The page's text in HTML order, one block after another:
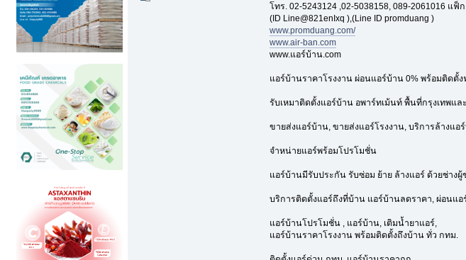
โทร. 02-5243124 ,02-5038158, 089-2061016 แฟ็
(ID Line@821enIxq ),(Line ID promduang )
www.promduang.com/
www.air-ban.com
www.แอร์บ้าน.com
แอร์บ้านราคาโรงงาน ผ่อนแอร์บ้าน 0% พร้อมติดตั้ง
รับเหมาติดตั้งแอร์บ้าน อพาร์ทเม้นท์ พื้นที่กรุงเทพแ
ขายส่งแอร์บ้าน, ขายส่งแอร์โรงงาน, บริการล้างแอ
จำหน่ายแอร์พร้อมโปรโมชั่น
แอร์บ้านมีรับประกัน รับซ่อม ย้าย ล้างแอร์ ด้วยช่าง
บริการติดตั้งแอร์ถึงที่บ้าน แอร์บ้านลดราคา, ผ่อนแ
แอร์บ้านโปรโมชั่น , แอร์บ้าน, เติมน้ำยาแอร์,
แอร์บ้านราคาโรงงาน พร้อมติดตั้งถึงบ้าน ทั่ว กทม.